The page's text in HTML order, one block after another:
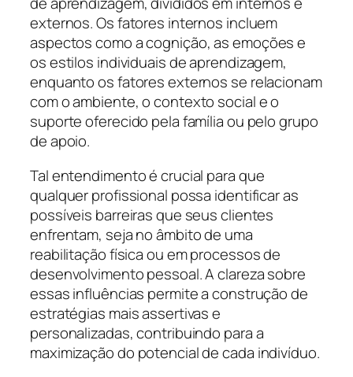
externos. Os fatores internos incluem
aspectos como a cognição, as emoções e
os estilos individuais de aprendizagem,
enquanto os fatores externos se relacionam
com o ambiente, o contexto social e o
suporte oferecido pela família ou pelo grupo
de apoio.
Tal entendimento é crucial para que
qualquer profissional possa identificar as
possíveis barreiras que seus clientes
enfrentam, seja no âmbito de uma
reabilitação física ou em processos de
desenvolvimento pessoal. A clareza sobre
essas influências permite a construção de
estratégias mais assertivas e
personalizadas, contribuindo para a
maximização do potencial de cada indivíduo.